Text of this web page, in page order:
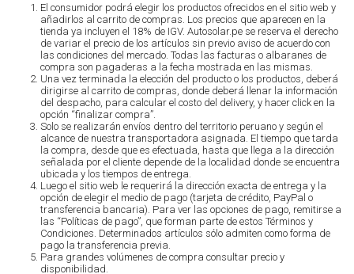
El consumidor podrá elegir los productos ofrecidos en el sitio web y
añadirlos al carrito de compras. Los precios que aparecen en la
tienda ya incluyen el 18% de IGV. Autosolar.pe se reserva el derecho
de variar el precio de los artículos sin previo aviso de acuerdo con
las condiciones del mercado. Todas las facturas o albaranes de
compra son pagaderas a la fecha mostrada en las mismas.
Una vez terminada la elección del producto o los productos, deberá
dirigirse al carrito de compras, donde deberá llenar la información
del despacho, para calcular el costo del delivery, y hacer click en la
opción “finalizar compra”.
Solo se realizarán envíos dentro del territorio peruano y según el
alcance de nuestra transportadora asignada. El tiempo que tarda
la compra, desde que es efectuada, hasta que llega a la dirección
señalada por el cliente depende de la localidad donde se encuentra
ubicada y los tiempos de entrega.
Luego el sitio web le requerirá la dirección exacta de entrega y la
opción de elegir el medio de pago (tarjeta de crédito, PayPal o
transferencia bancaria). Para ver las opciones de pago, remitirse a
las “Políticas de pago”, que forman parte de estos Términos y
Condiciones. Determinados artículos sólo admiten como forma de
pago la transferencia previa.
Para grandes volúmenes de compra consultar precio y
disponibilidad.